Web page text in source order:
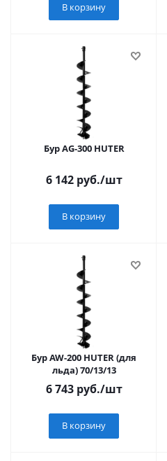
В корзину
Бур AG-300 HUTER
6 142руб./шт
В корзину
Бур AW-200 HUTER (для
льда) 70/13/13
6 743руб./шт
В корзину